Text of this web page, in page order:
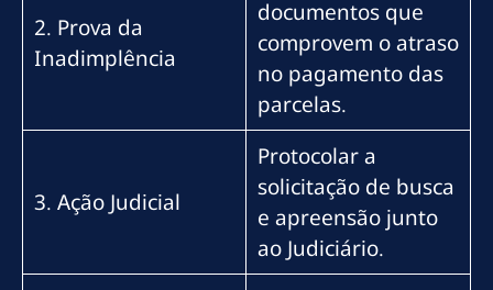
2. Prova da
Inadimplência
documentos que
comprovem o atraso
no pagamento das
parcelas.
3. Ação Judicial
Protocolar a
solicitação de busca
e apreensão junto
ao Judiciário.